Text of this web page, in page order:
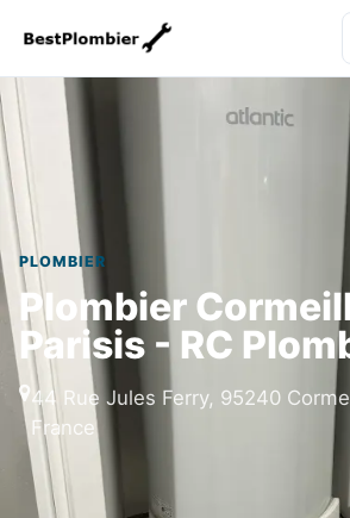
PLOMBIER
Plombier
Parisis - RC
44 Rue Jules Ferry, 95240
France